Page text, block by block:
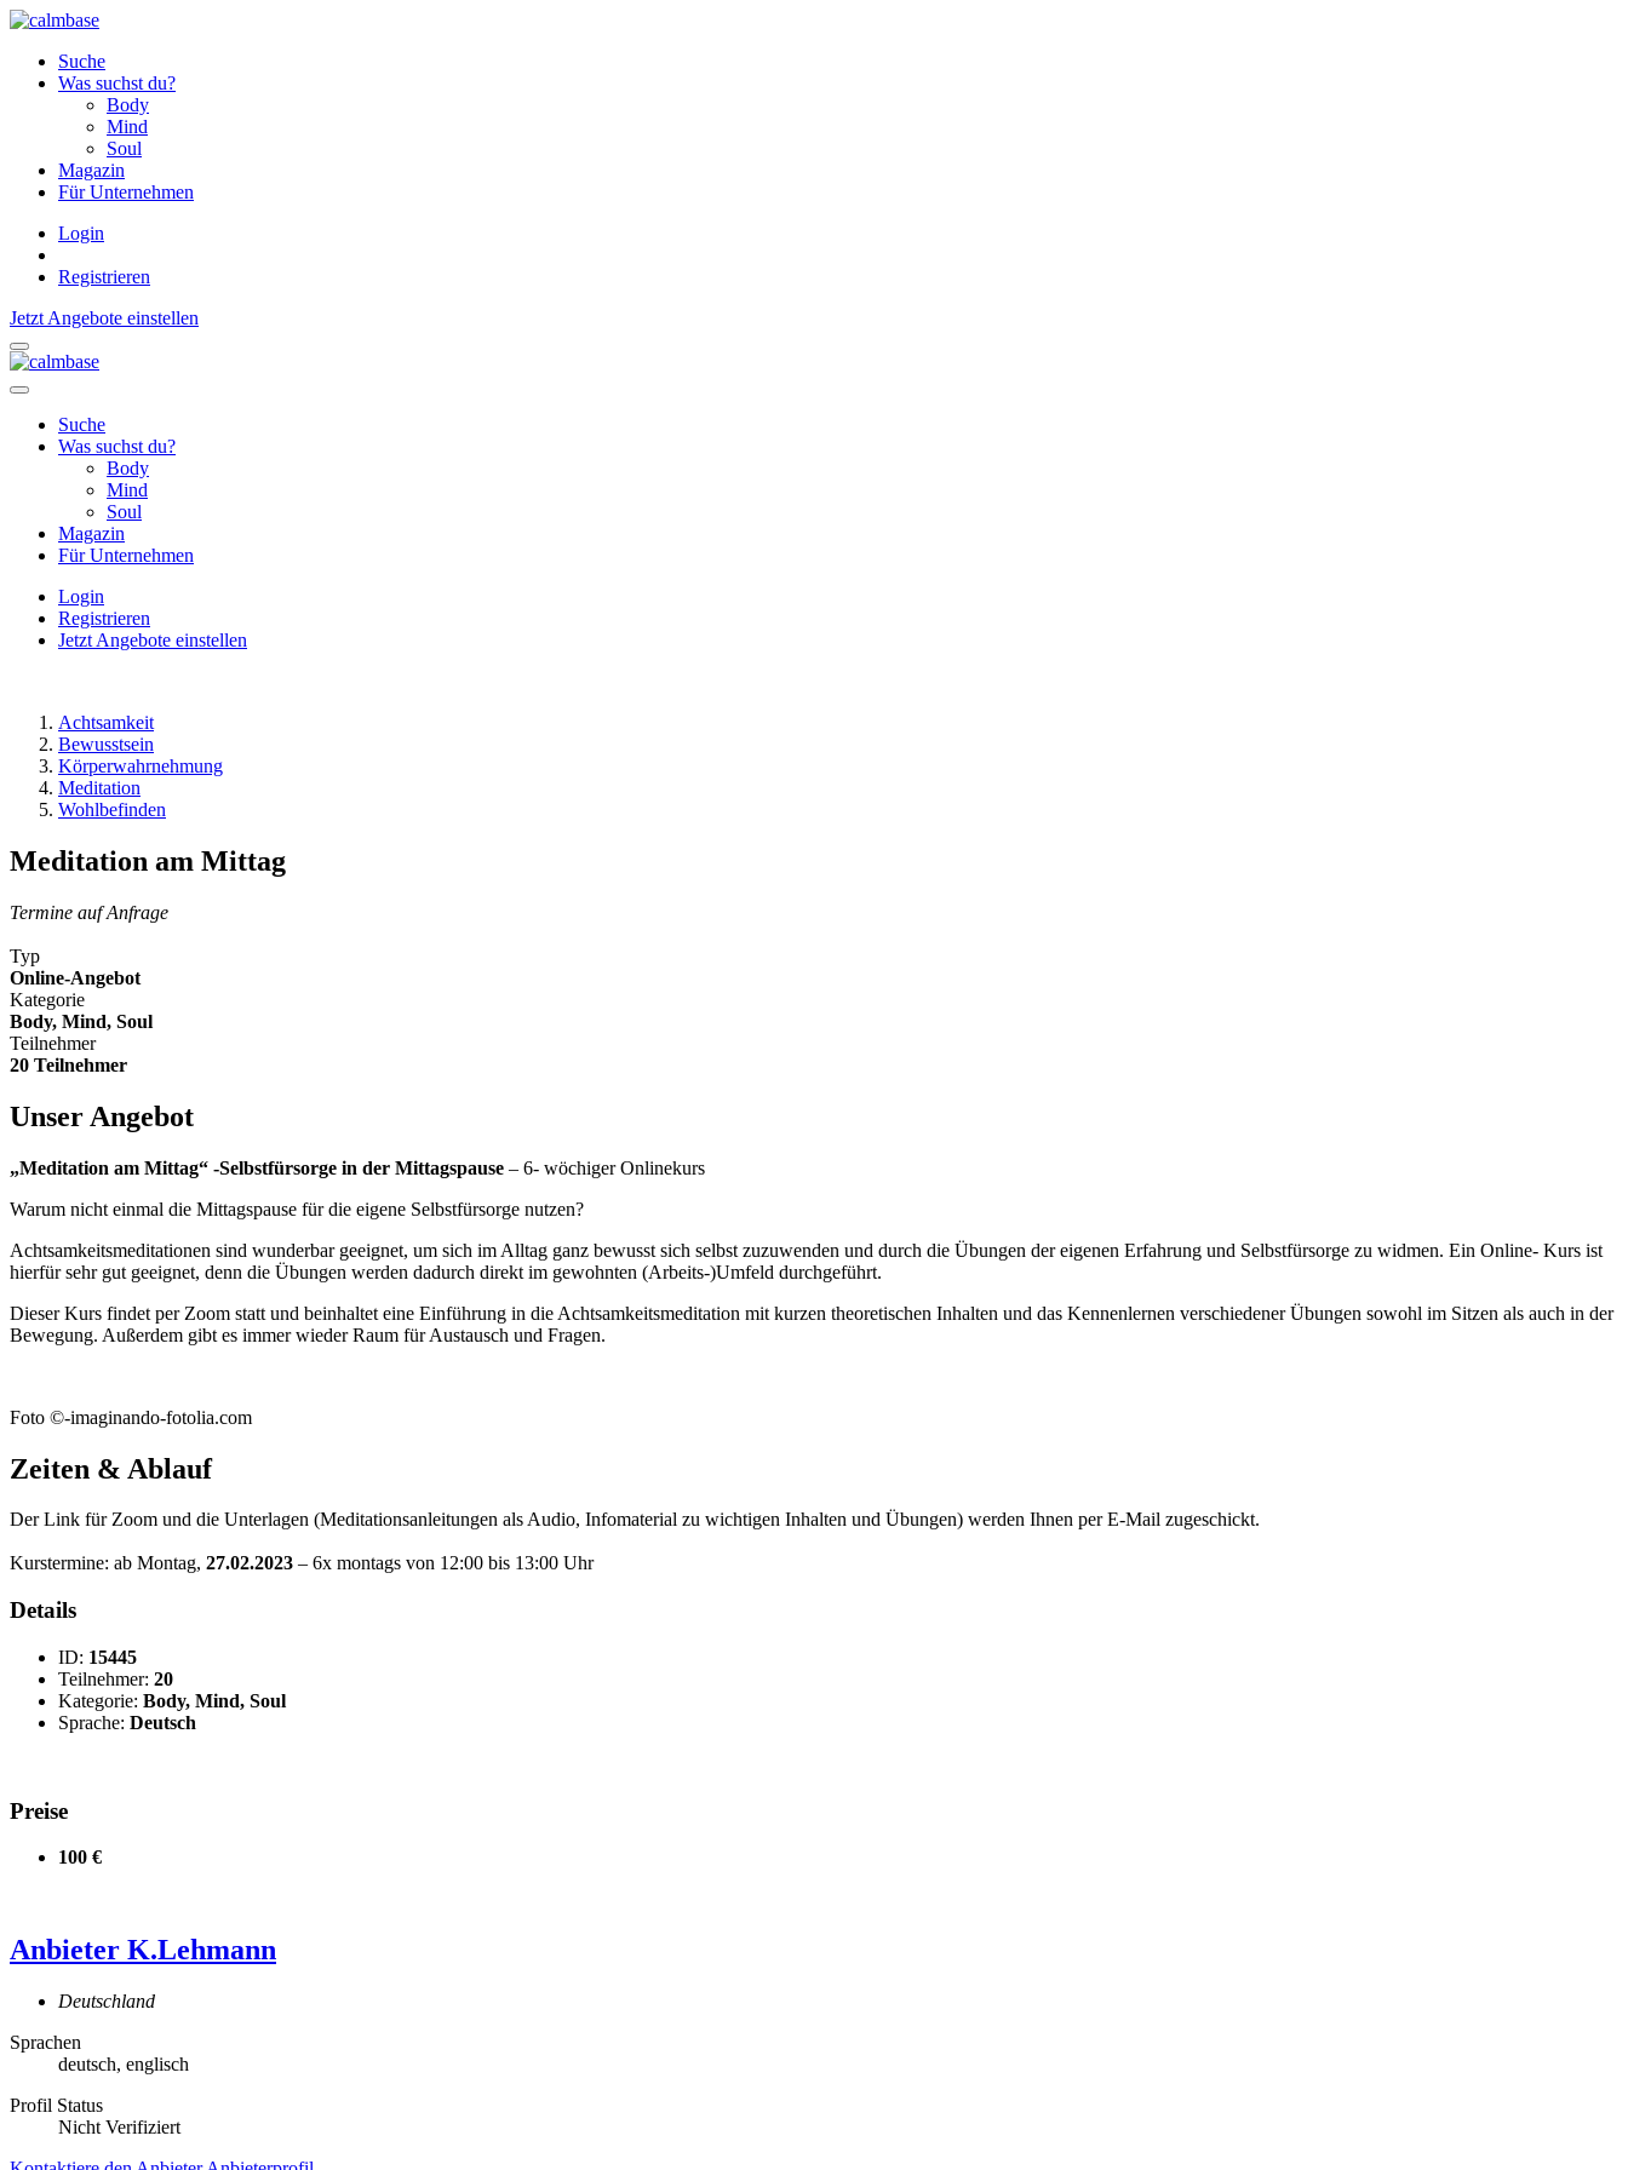
Suche
Was suchst du?
Body
Mind
Soul
Magazin
Für Unternehmen
Login
Registrieren
Jetzt Angebote einstellen
Suche
Was suchst du?
Body
Mind
Soul
Magazin
Für Unternehmen
Login
Registrieren
Jetzt Angebote einstellen
Achtsamkeit
Bewusstsein
Körperwahrnehmung
Meditation
Wohlbefinden
Meditation am Mittag
Termine auf Anfrage
Typ
Online-Angebot
Kategorie
Body, Mind, Soul
Teilnehmer
20 Teilnehmer
Unser Angebot
„Meditation am Mittag“ -Selbstfürsorge in der Mittagspause – 6- wöchiger Onlinekurs
Warum nicht einmal die Mittagspause für die eigene Selbstfürsorge nutzen?
Achtsamkeitsmeditationen sind wunderbar geeignet, um sich im Alltag ganz bewusst sich selbst zuzuwenden und durch die Übungen der eigenen Erfahrung und Selbstfürsorge zu widmen. Ein Online- Kurs ist
hierfür sehr gut geeignet, denn die Übungen werden dadurch direkt im gewohnten (Arbeits-)Umfeld durchgeführt.
Dieser Kurs findet per Zoom statt und beinhaltet eine Einführung in die Achtsamkeitsmeditation mit kurzen theoretischen Inhalten und das Kennenlernen verschiedener Übungen sowohl im Sitzen als auch in der
Bewegung. Außerdem gibt es immer wieder Raum für Austausch und Fragen.
Foto ©-imaginando-fotolia.com
Zeiten & Ablauf
Der Link für Zoom und die Unterlagen (Meditationsanleitungen als Audio, Infomaterial zu wichtigen Inhalten und Übungen) werden Ihnen per E-Mail zugeschickt.
Kurstermine: ab Montag, 27.02.2023 – 6x montags von 12:00 bis 13:00 Uhr
Details
ID: 15445
Teilnehmer: 20
Kategorie: Body, Mind, Soul
Sprache: Deutsch
Preise
100 €
Anbieter K.Lehmann
Deutschland
Sprachen
deutsch, englisch
Profil Status
Nicht Verifiziert